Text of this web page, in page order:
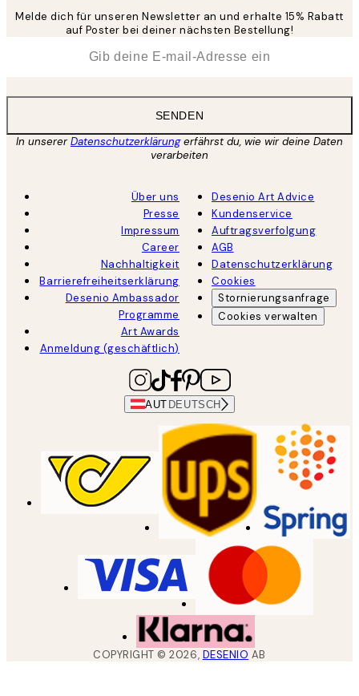
Melde dich für unseren Newsletter an und erhalte 15% Rabatt
auf Poster bei deiner nächsten Bestellung!
SENDEN
In unsererDatenschutzerklärungerfährst du, wie wir deine Daten
verarbeiten
Über uns
Presse
Impressum
Career
Nachhaltigkeit
Barrierefreiheitserklärung
Desenio Ambassador
Programme
Art Awards
Anmeldung (geschäftlich)
Desenio Art Advice
Kundenservice
Auftragsverfolgung
AGB
Datenschutzerklärung
Cookies
Stornierungsanfrage
Cookies verwalten
AUT DEUTSCH
COPYRIGHT ©2026, DESENIO AB